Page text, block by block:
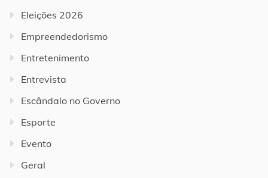
Eleições 2026
Empreendedorismo
Entretenimento
Entrevista
Escândalo no Governo
Esporte
Evento
Geral